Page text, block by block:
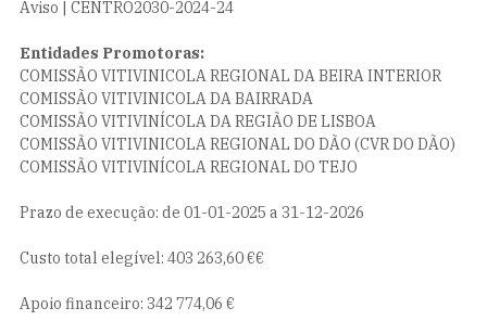
Aviso | CENTRO2030-2024-24
Entidades Promotoras:
COMISSÃO VITIVINICOLA REGIONAL DA BEIRA INTERIOR
COMISSÃO VITIVINICOLA DA BAIRRADA
COMISSÃO VITIVINÍCOLA DA REGIÃO DE LISBOA
COMISSÃO VITIVINICOLA REGIONAL DO DÃO (CVR DO DÃO)
COMISSÃO VITIVINÍCOLA REGIONAL DO TEJO
Prazo de execução: de 01-01-2025 a 31-12-2026
Custo total elegível: 403 263,60 €€
Apoio financeiro: 342 774,06 €